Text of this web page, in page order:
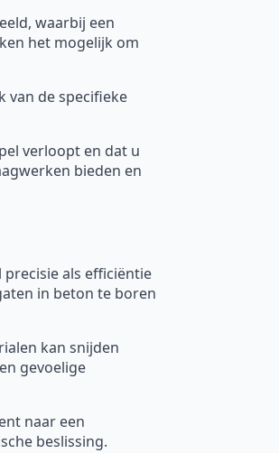
waarbij een
het mogelijk om
van de specifieke
verloopt en dat u
bieden en
precisie als efficiëntie
in beton te boren
kan snijden
gevoelige
naar een
beslissing.